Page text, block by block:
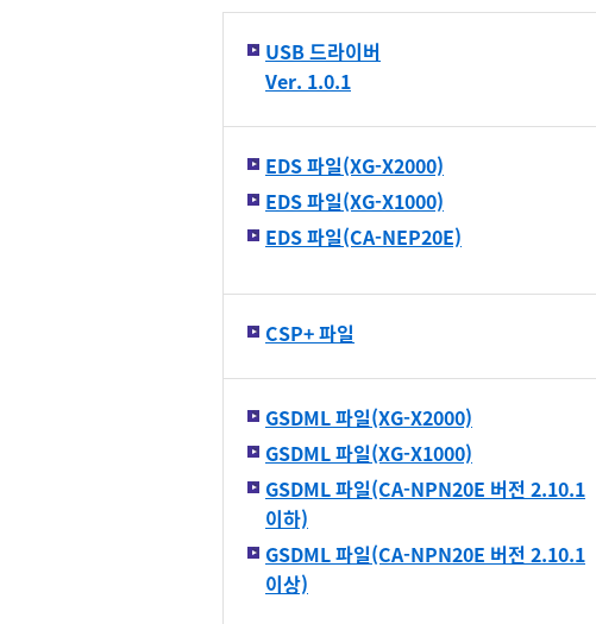
USB 드라이버
Ver. 1.0.1
EDS 파일(XG-X2000)
EDS 파일(XG-X1000)
EDS 파일(CA-NEP20E)
CSP+ 파일
GSDML 파일(XG-X2000)
GSDML 파일(XG-X1000)
GSDML 파일(CA-NPN20E 버전 2.10.1
이하)
GSDML 파일(CA-NPN20E 버전 2.10.1
이상)